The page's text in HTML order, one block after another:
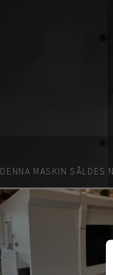
DENNA MASKIN SÅLDES